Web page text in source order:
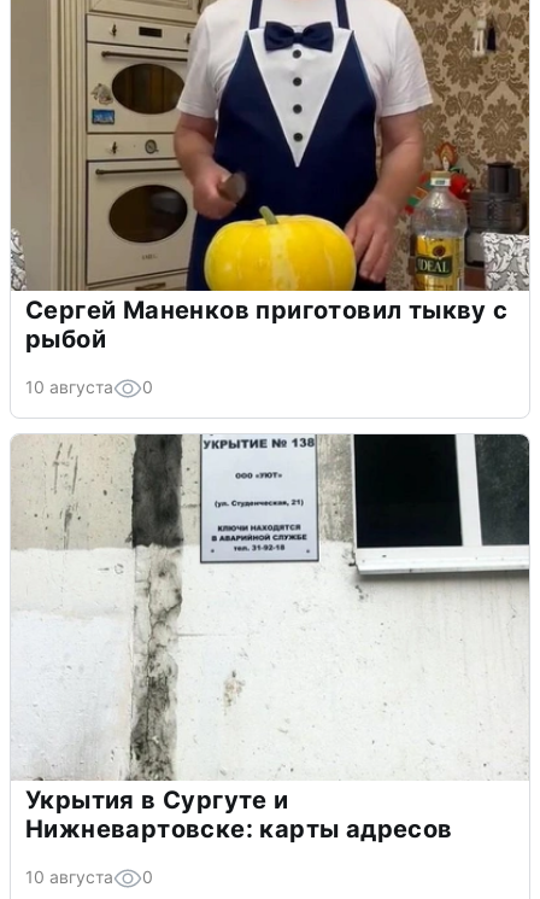
Сергей Маненков приготовил тыкву с
рыбой
10 августа 0
Укрытия в Сургуте и
Нижневартовске: карты адресов
10 августа 0